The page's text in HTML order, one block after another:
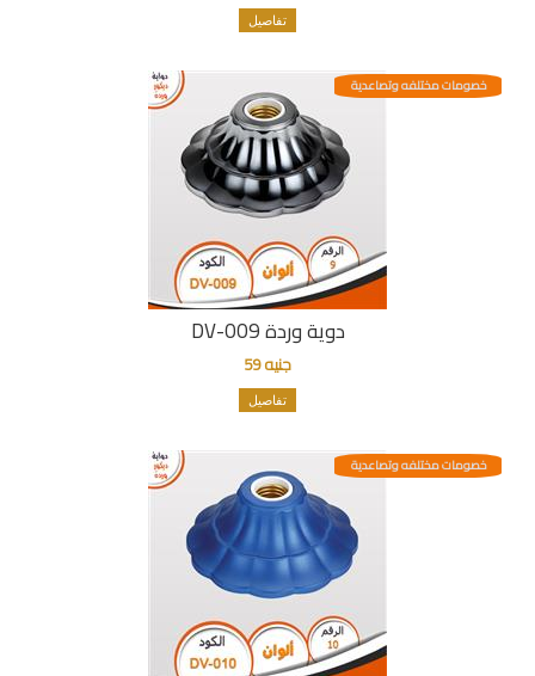
تفاصيل
دوية وردة DV-009
خصومات مختلفه وتصاعدية
جنيه 59
تفاصيل
خصومات مختلفه وتصاعدية